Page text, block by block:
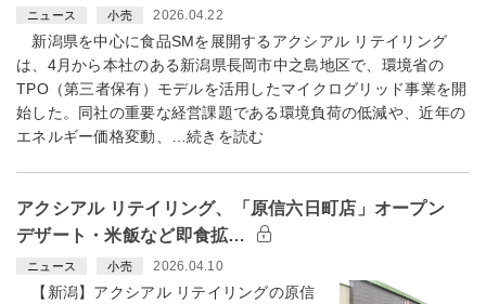
ニュース 小売 2026.04.22
新潟県を中心に食品SMを展開するアクシアル リテイリング
は、4月から本社のある新潟県長岡市中之島地区で、環境省の
TPO（第三者保有）モデルを活用したマイクログリッド事業を開
始した。同社の重要な経営課題である環境負荷の低減や、近年の
エネルギー価格変動、…続きを読む
アクシアル リテイリング、「原信六日町店」オープン
デザート・米飯など即食拡…
ニュース 小売 2026.04.10
【新潟】アクシアル リテイリングの原信